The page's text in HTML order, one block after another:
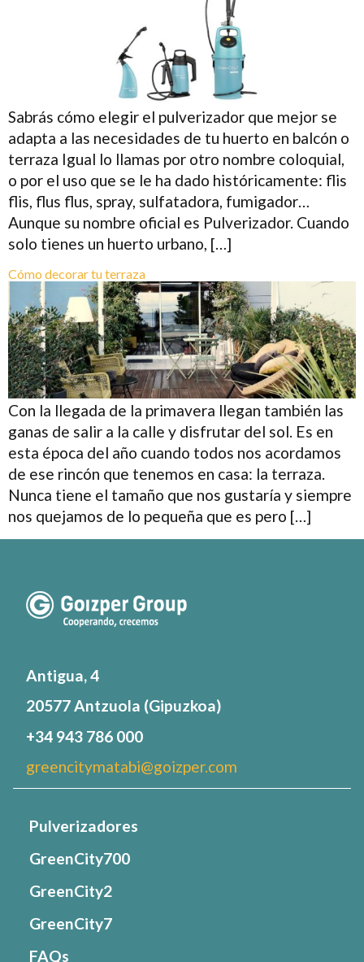
Sabrás cómo elegir el pulverizador que mejor se
adapta a las necesidades de tu huerto en balcón o
terraza Igual lo llamas por otro nombre coloquial,
o por el uso que se le ha dado históricamente: flis
flis, flus flus, spray, sulfatadora, fumigador…
Aunque su nombre oficial es Pulverizador. Cuando
solo tienes un huerto urbano, […]
Cómo decorar tu terraza
Con la llegada de la primavera llegan también las
ganas de salir a la calle y disfrutar del sol. Es en
esta época del año cuando todos nos acordamos
de ese rincón que tenemos en casa: la terraza.
Nunca tiene el tamaño que nos gustaría y siempre
nos quejamos de lo pequeña que es pero […]
Antigua, 4
20577 Antzuola (Gipuzkoa)
+34 943 786 000
greencitymatabi@goizper.com
Pulverizadores
GreenCity700
GreenCity2
GreenCity7
FAQs